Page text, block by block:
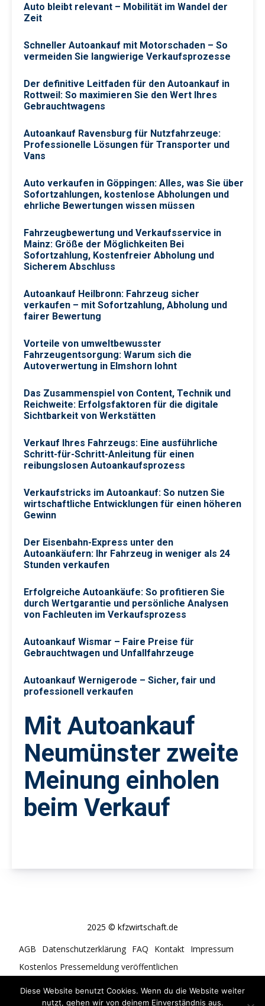
Auto bleibt relevant – Mobilität im Wandel der
Zeit
Schneller Autoankauf mit Motorschaden – So
vermeiden Sie langwierige Verkaufsprozesse
Der definitive Leitfaden für den Autoankauf in
Rottweil: So maximieren Sie den Wert Ihres
Gebrauchtwagens
Autoankauf Ravensburg für Nutzfahrzeuge:
Professionelle Lösungen für Transporter und
Vans
Auto verkaufen in Göppingen: Alles, was Sie über
Sofortzahlungen, kostenlose Abholungen und
ehrliche Bewertungen wissen müssen
Fahrzeugbewertung und Verkaufsservice in
Mainz: Größe der Möglichkeiten Bei
Sofortzahlung, Kostenfreier Abholung und
Sicherem Abschluss
Autoankauf Heilbronn: Fahrzeug sicher
verkaufen – mit Sofortzahlung, Abholung und
fairer Bewertung
Vorteile von umweltbewusster
Fahrzeugentsorgung: Warum sich die
Autoverwertung in Elmshorn lohnt
Das Zusammenspiel von Content, Technik und
Reichweite: Erfolgsfaktoren für die digitale
Sichtbarkeit von Werkstätten
Verkauf Ihres Fahrzeugs: Eine ausführliche
Schritt-für-Schritt-Anleitung für einen
reibungslosen Autoankaufsprozess
Verkaufstricks im Autoankauf: So nutzen Sie
wirtschaftliche Entwicklungen für einen höheren
Gewinn
Der Eisenbahn-Express unter den
Autoankäufern: Ihr Fahrzeug in weniger als 24
Stunden verkaufen
Erfolgreiche Autoankäufe: So profitieren Sie
durch Wertgarantie und persönliche Analysen
von Fachleuten im Verkaufsprozess
Autoankauf Wismar – Faire Preise für
Gebrauchtwagen und Unfallfahrzeuge
Autoankauf Wernigerode – Sicher, fair und
professionell verkaufen
Mit Autoankauf
Neumünster zweite
Meinung einholen
beim Verkauf
2025 © kfzwirtschaft.de
AGB
Datenschutzerklärung FAQ Kontakt Impressum
Kostenlos Pressemeldung veröffentlichen
Diese Website benutzt Cookies. Wenn du die Website weiter
nutzt, gehen wir von deinem Einverständnis aus.